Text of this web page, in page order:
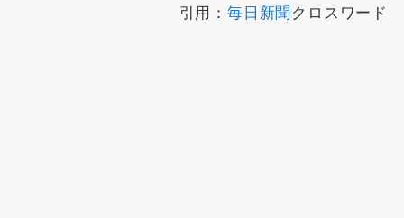
引用：毎日新聞 クロスワード